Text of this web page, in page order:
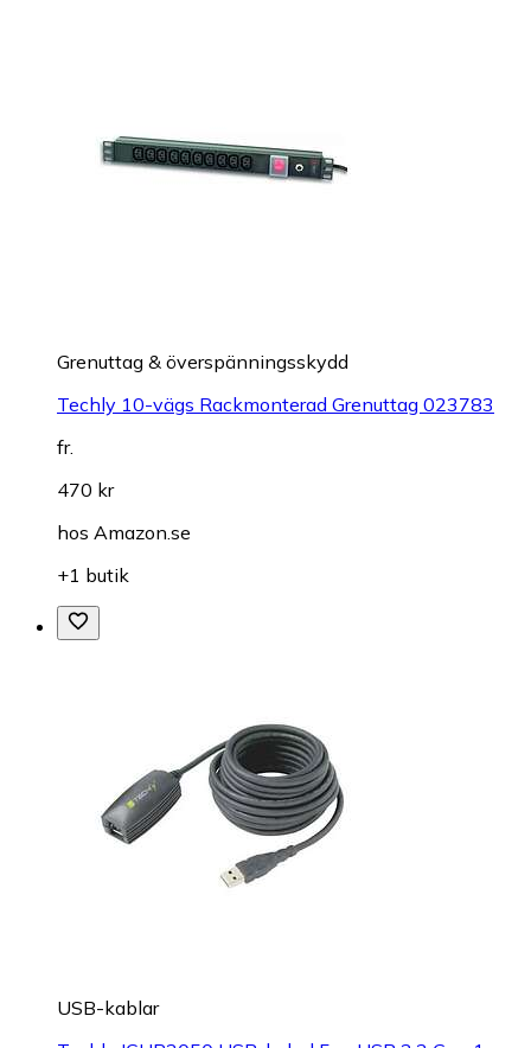
Grenuttag & överspänningsskydd
Techly 10-vägs Rackmonterad Grenuttag 023783
fr.
470 kr
hos Amazon.se
+1 butik
USB-kablar